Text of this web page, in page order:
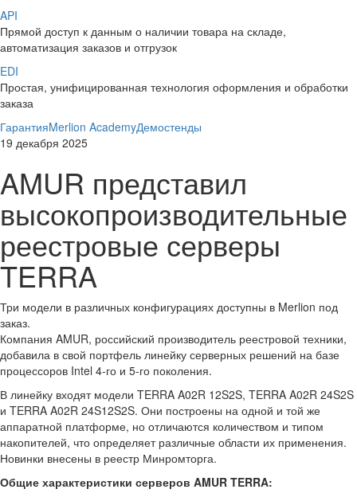
API
Прямой доступ к данным о наличии товара на складе,
автоматизация заказов и отгрузок
EDI
Простая, унифицированная технология оформления и обработки
заказа
ГарантияMerlion AcademyДемостенды
19 декабря 2025
AMUR представил
высокопроизводительные
реестровые серверы
TERRA
Три модели в различных конфигурациях доступны в Merlion под
заказ.
Компания AMUR, российский производитель реестровой техники,
добавила в свой портфель линейку серверных решений на базе
процессоров Intel 4-го и 5-го поколения.
В линейку входят модели TERRA A02R 12S2S, TERRA A02R 24S2S
и TERRA A02R 24S12S2S. Они построены на одной и той же
аппаратной платформе, но отличаются количеством и типом
накопителей, что определяет различные области их применения.
Новинки внесены в реестр Минромторга.
Общие характеристики серверов AMUR TERRA: